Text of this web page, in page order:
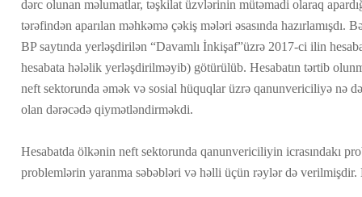
dərc olunan məlumatlar, təşkilat üzvlərinin mütəmadi olaraq
tərəfindən aparılan məhkəmə çəkiş mələri əsasında hazırlamışdı.
BP saytında yerləşdirilən “Davamlı İnkişaf”üzrə 2017-ci ilin
hesabata hələlik yerləşdirilməyib) götürülüb. Hesabatın tərtib
neft sektorunda əmək və sosial hüquqlar üzrə qanunvericiliyə nə
olan dərəcədə qiymətləndirməkdi.
Hesabatda ölkənin neft sektorunda qanunvericiliyin icrasındakı
problemlərin yaranma səbəbləri və həlli üçün rəylər də verilmişdir.